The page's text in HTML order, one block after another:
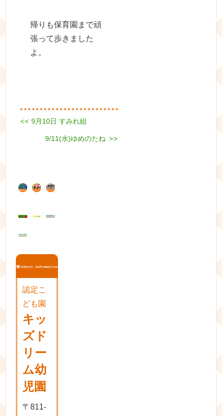
帰りも保育園まで頑
張って歩きました
よ。
投
稿
ゲ
ー
ョ
Previous
<< 9月10日 すみれ組
Next
9/11(水)ゆめのたね >>
認定こ
ども園
キッ
ズド
リー
ム幼
児園
〒811-